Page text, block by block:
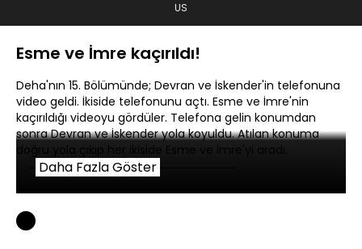
US
Esme ve İmre kaçırıldı!
Deha'nın 15. Bölümünde; Devran ve İskender'in telefonuna
video geldi. İkiside telefonunu açtı. Esme ve İmre'nin
kaçırıldığı videoyu gördüler. Telefona gelin konumdan
sonra Devran ve İskender yola koyuldu. Atılan konuma
doğru yola çıkıp her ikiside Esme ve İmre'yi aradı.
Daha Fazla Göster